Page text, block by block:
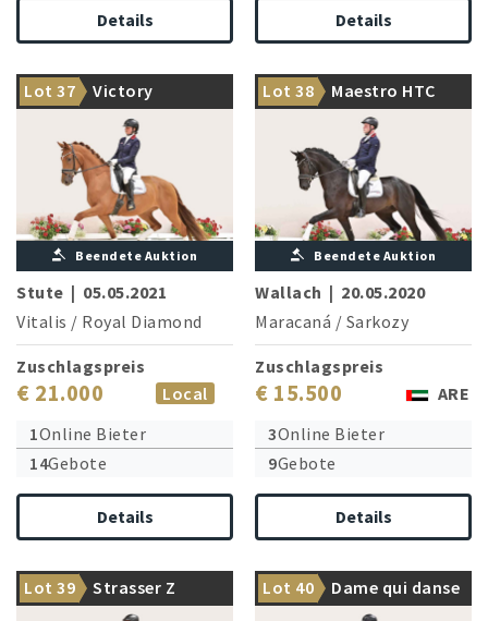
Details Details
Lot 37 Victory
Extravagante Top-Sportlerin,
die Zeit zum Reifen braucht
Beendete Auktion
Stute | 05.05.2021
Vitalis / Royal Diamond
Zuschlagspreis
€ 21.000
Local
1Online Bieter
14Gebote
Details
Lot 38 Maestro HTC
Im Hengsttyp stehender Beau
mit exzellenten Bewegungen
ausgestattet
Beendete Auktion
Wallach | 20.05.2020
Maracaná / Sarkozy
Zuschlagspreis
€ 15.500
ARE
3Online Bieter
9Gebote
Details
Lot 39 Strasser Z
Aus dem Premierenjahrgang
des So Perfect
Lot 40 Dame qui danse
Erstklassiges
Ausbildungspferd, bereits
fünfjährig Dressurpferde M
hochplatziert